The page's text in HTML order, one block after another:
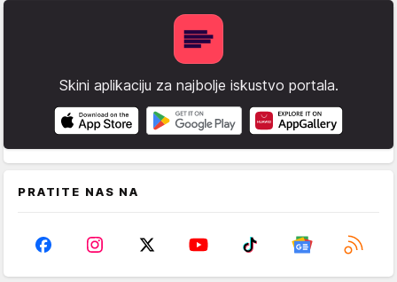
Skini aplikaciju za najbolje iskustvo portala.
PRATITE NAS NA